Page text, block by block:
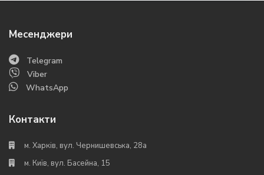
Месенджери
Telegram
Viber
WhatsApp
Контакти
м. Харків, вул. Чернишевська, 28а
м. Київ, вул. Басейна, 15